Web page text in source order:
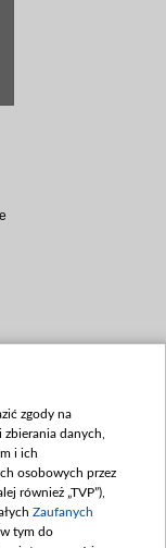
zgody na
danych,
i ich
osobowych przez
również „TVP”),
Zaufanych
tym do